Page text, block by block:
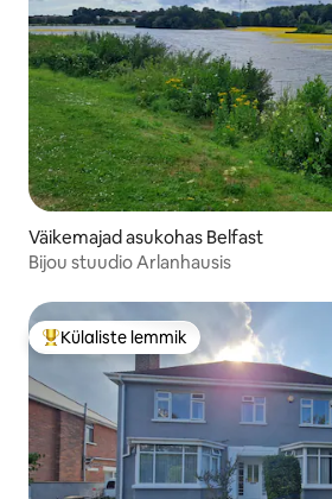
Väikemajad asukohas Belfast
Bijou stuudio Arlanhausis
Külaliste suur lemmik
Külaliste lemmik